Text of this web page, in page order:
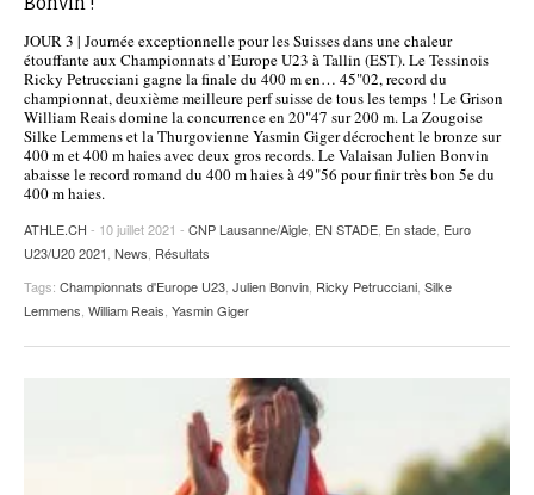
LIVRES
JOUR 3 | Journée exceptionnelle pour les Suisses dans une chaleur
étouffante aux Championnats d’Europe U23 à Tallin (EST). Le Tessinois
Ricky Petrucciani gagne la finale du 400 m en… 45"02, record du
championnat, deuxième meilleure perf suisse de tous les temps ! Le Grison
William Reais domine la concurrence en 20"47 sur 200 m. La Zougoise
Silke Lemmens et la Thurgovienne Yasmin Giger décrochent le bronze sur
400 m et 400 m haies avec deux gros records. Le Valaisan Julien Bonvin
abaisse le record romand du 400 m haies à 49"56 pour finir très bon 5e du
400 m haies.
ATHLE.CH - 10 juillet 2021 - CNP Lausanne/Aigle EN STADE En stade Euro
U23/U20 2021 News Résultats
Tags: Championnats d'Europe U23 Julien Bonvin Ricky Petrucciani Silke
Lemmens William Reais Yasmin Giger